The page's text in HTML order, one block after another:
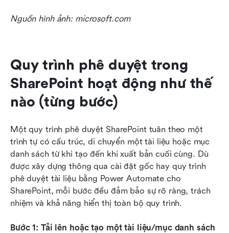
Nguồn hình ảnh: microsoft.com
Quy trình phê duyệt trong
SharePoint hoạt động như thế
nào (từng bước)
Một quy trình phê duyệt SharePoint tuân theo một
trình tự có cấu trúc, di chuyển một tài liệu hoặc mục
danh sách từ khi tạo đến khi xuất bản cuối cùng. Dù
được xây dựng thông qua cài đặt gốc hay quy trình
phê duyệt tài liệu bằng Power Automate cho
SharePoint, mỗi bước đều đảm bảo sự rõ ràng, trách
nhiệm và khả năng hiển thị toàn bộ quy trình.
Bước 1: Tải lên hoặc tạo một tài liệu/mục danh sách